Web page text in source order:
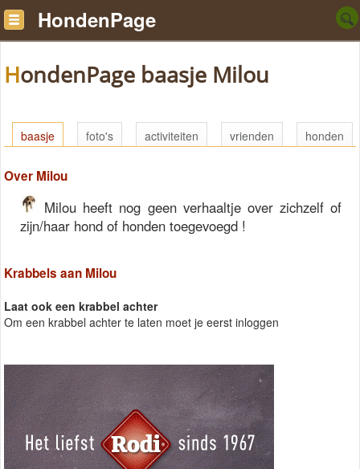
HondenPage
HondenPage baasje Milou
baasje foto's activiteiten vrienden honden
Over Milou
Milou heeft nog geen verhaaltje over zichzelf of
zijn/haar hond of honden toegevoegd !
Krabbels aan Milou
Laat ook een krabbel achter
Om een krabbel achter te laten moet je eerst inloggen